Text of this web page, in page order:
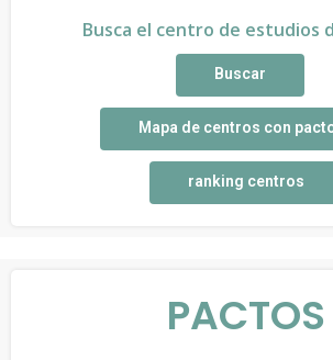
Busca el centro de estudios
Buscar
Mapa de centros con
ranking centros
PACTOS